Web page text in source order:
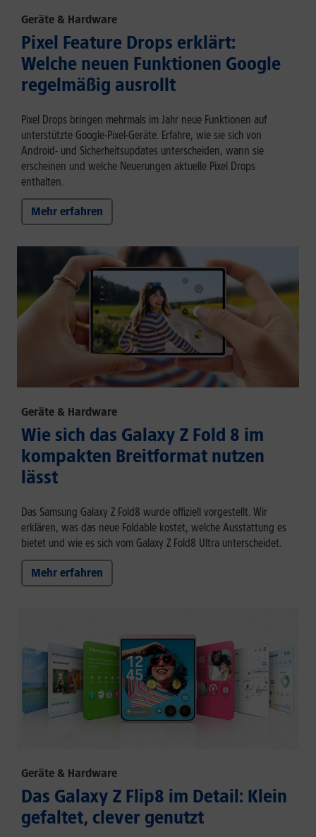
Geräte & Hardware
Pixel Feature Drops erklärt:
Welche neuen Funktionen Google
regelmäßig ausrollt
Pixel Drops bringen mehrmals im Jahr neue Funktionen auf
unterstützte Google-Pixel-Geräte. Erfahre, wie sie sich von
Android- und Sicherheitsupdates unterscheiden, wann sie
erscheinen und welche Neuerungen aktuelle Pixel Drops
enthalten.
Mehr erfahren
Geräte & Hardware
Wie sich das Galaxy Z Fold 8 im
kompakten Breitformat nutzen
lässt
Das Samsung Galaxy Z Fold8 wurde offiziell vorgestellt. Wir
erklären, was das neue Foldable kostet, welche Ausstattung es
bietet und wie es sich vom Galaxy Z Fold8 Ultra unterscheidet.
Mehr erfahren
Geräte & Hardware
Das Galaxy Z Flip8 im Detail: Klein
gefaltet, clever genutzt